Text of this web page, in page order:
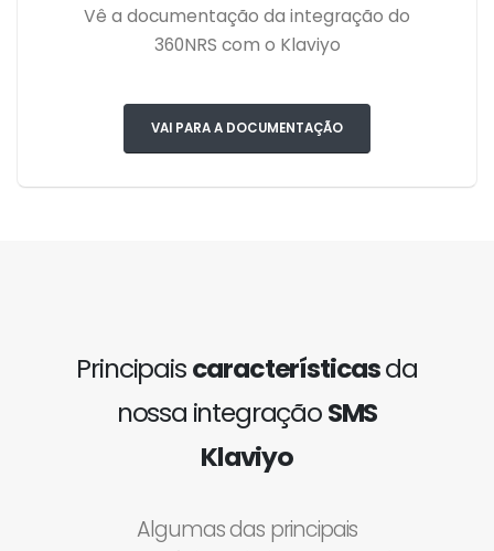
Vê a documentação da integração do
360NRS com o Klaviyo
VAI PARA A DOCUMENTAÇÃO
Principaiscaracterísticasda
nossa integraçãoSMS
Klaviyo
Algumas das principais